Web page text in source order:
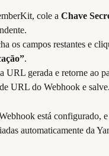
cole a Chave
os campos restantes e
.
URL gerada e retorne ao
URL do Webhook e salve.
está configurado,
automaticamente da